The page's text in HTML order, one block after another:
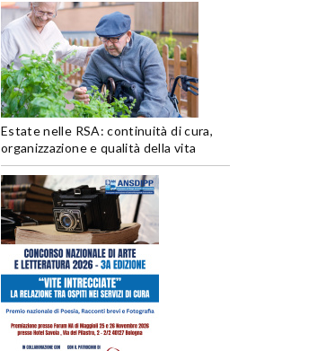
Estate nelle RSA: continuità di cura,
organizzazione e qualità della vita